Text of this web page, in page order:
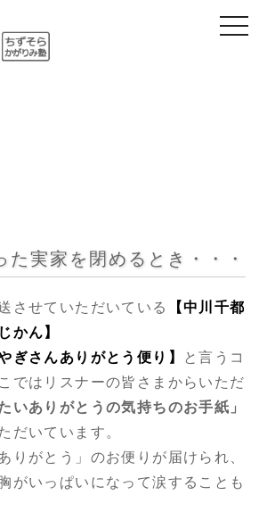
た実家を閉めるとき・・・
させていただいている
【中川千都
かん】
ぎさんありがとう便り】
と言うコ
ではリスナーの皆さまからいただ
いありがとうの気持ちのお手紙」
だいています。
りがとう」のお便りが届けられ、
がいっぱいになって涙することも